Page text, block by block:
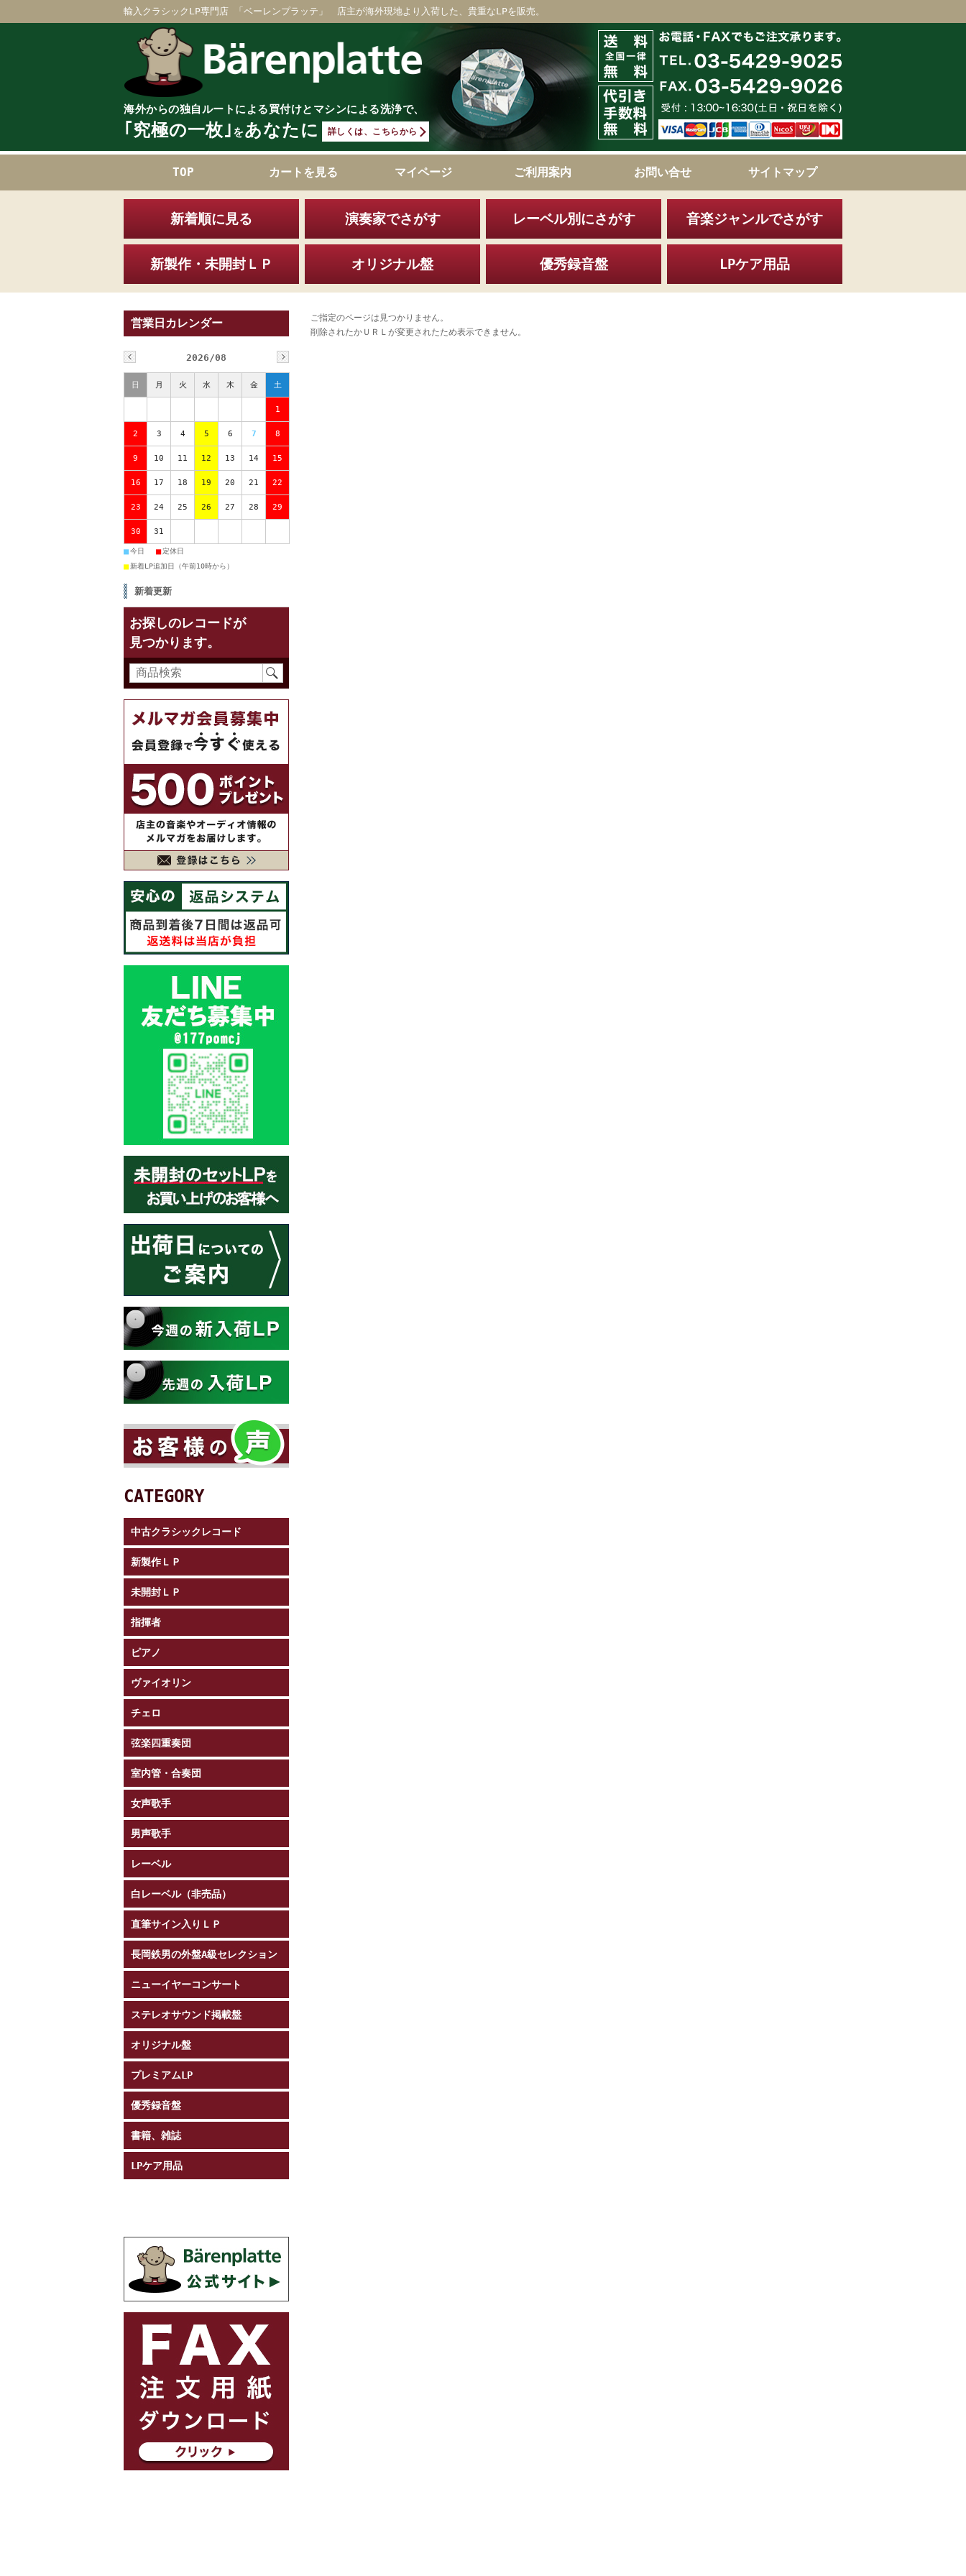
輸入クラシックLP専門店 「ベーレンプラッテ」 店主が海外現地より入荷した、貴重なLPを販売。
海外からの独自ルートによる買付けとマシンによる洗浄で、
｢究極の一枚｣ をあなたに 詳しくは、こちらから
TOP カートを見る マイページ ご利用案内 お問い合せ サイトマップ
新着順に見る 演奏家でさがす レーベル別にさがす 音楽ジャンルでさがす
新製作・未開封ＬＰ オリジナル盤 優秀録音盤 LPケア用品
ご指定のページは見つかりません。
削除されたかＵＲＬが変更されたため表示できません。
営業日カレンダー
2026/08
日 月 火 水 木 金 土
1
2 3 4 5 6 7 8
9 10 11 12 13 14 15
16 17 18 19 20 21 22
23 24 25 26 27 28 29
30 31
■今日 ■定休日
■新着LP追加日（午前10時から）
新着更新
お探しのレコードが
見つかります。
CATEGORY
中古クラシックレコード
新製作ＬＰ
未開封ＬＰ
指揮者
ピアノ
ヴァイオリン
チェロ
弦楽四重奏団
室内管・合奏団
女声歌手
男声歌手
レーベル
白レーベル（非売品）
直筆サイン入りＬＰ
長岡鉄男の外盤A級セレクション
ニューイヤーコンサート
ステレオサウンド掲載盤
オリジナル盤
プレミアムLP
優秀録音盤
書籍、雑誌
LPケア用品